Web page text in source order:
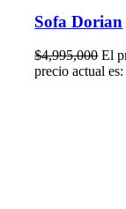
Sofa Dorian
$4,995,000 El
precio actual